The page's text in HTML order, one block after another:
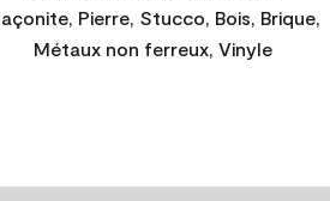
Pierre, Stucco, Bois, Brique,
Métaux non ferreux, Vinyle